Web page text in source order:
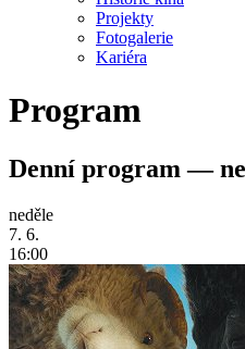
Projekty
Fotogalerie
Kariéra
Program
Denní program —
neděle
7. 6.
16:00